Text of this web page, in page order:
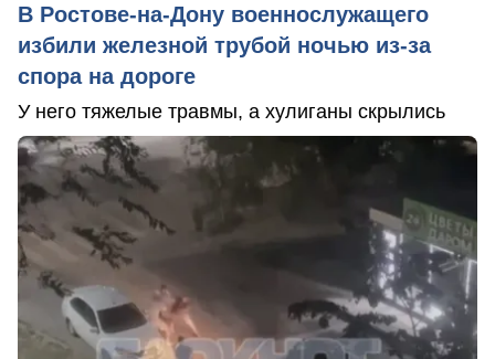
В Ростове-на-Дону военнослужащего
избили железной трубой ночью из-за
спора на дороге
У него тяжелые травмы, а хулиганы скрылись